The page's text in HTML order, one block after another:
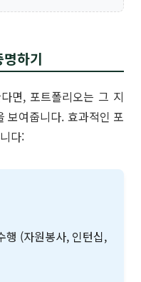
하기
면, 포트폴리오는 그 지
보여줍니다. 효과적인 포
다:
행 (자원봉사, 인턴십,